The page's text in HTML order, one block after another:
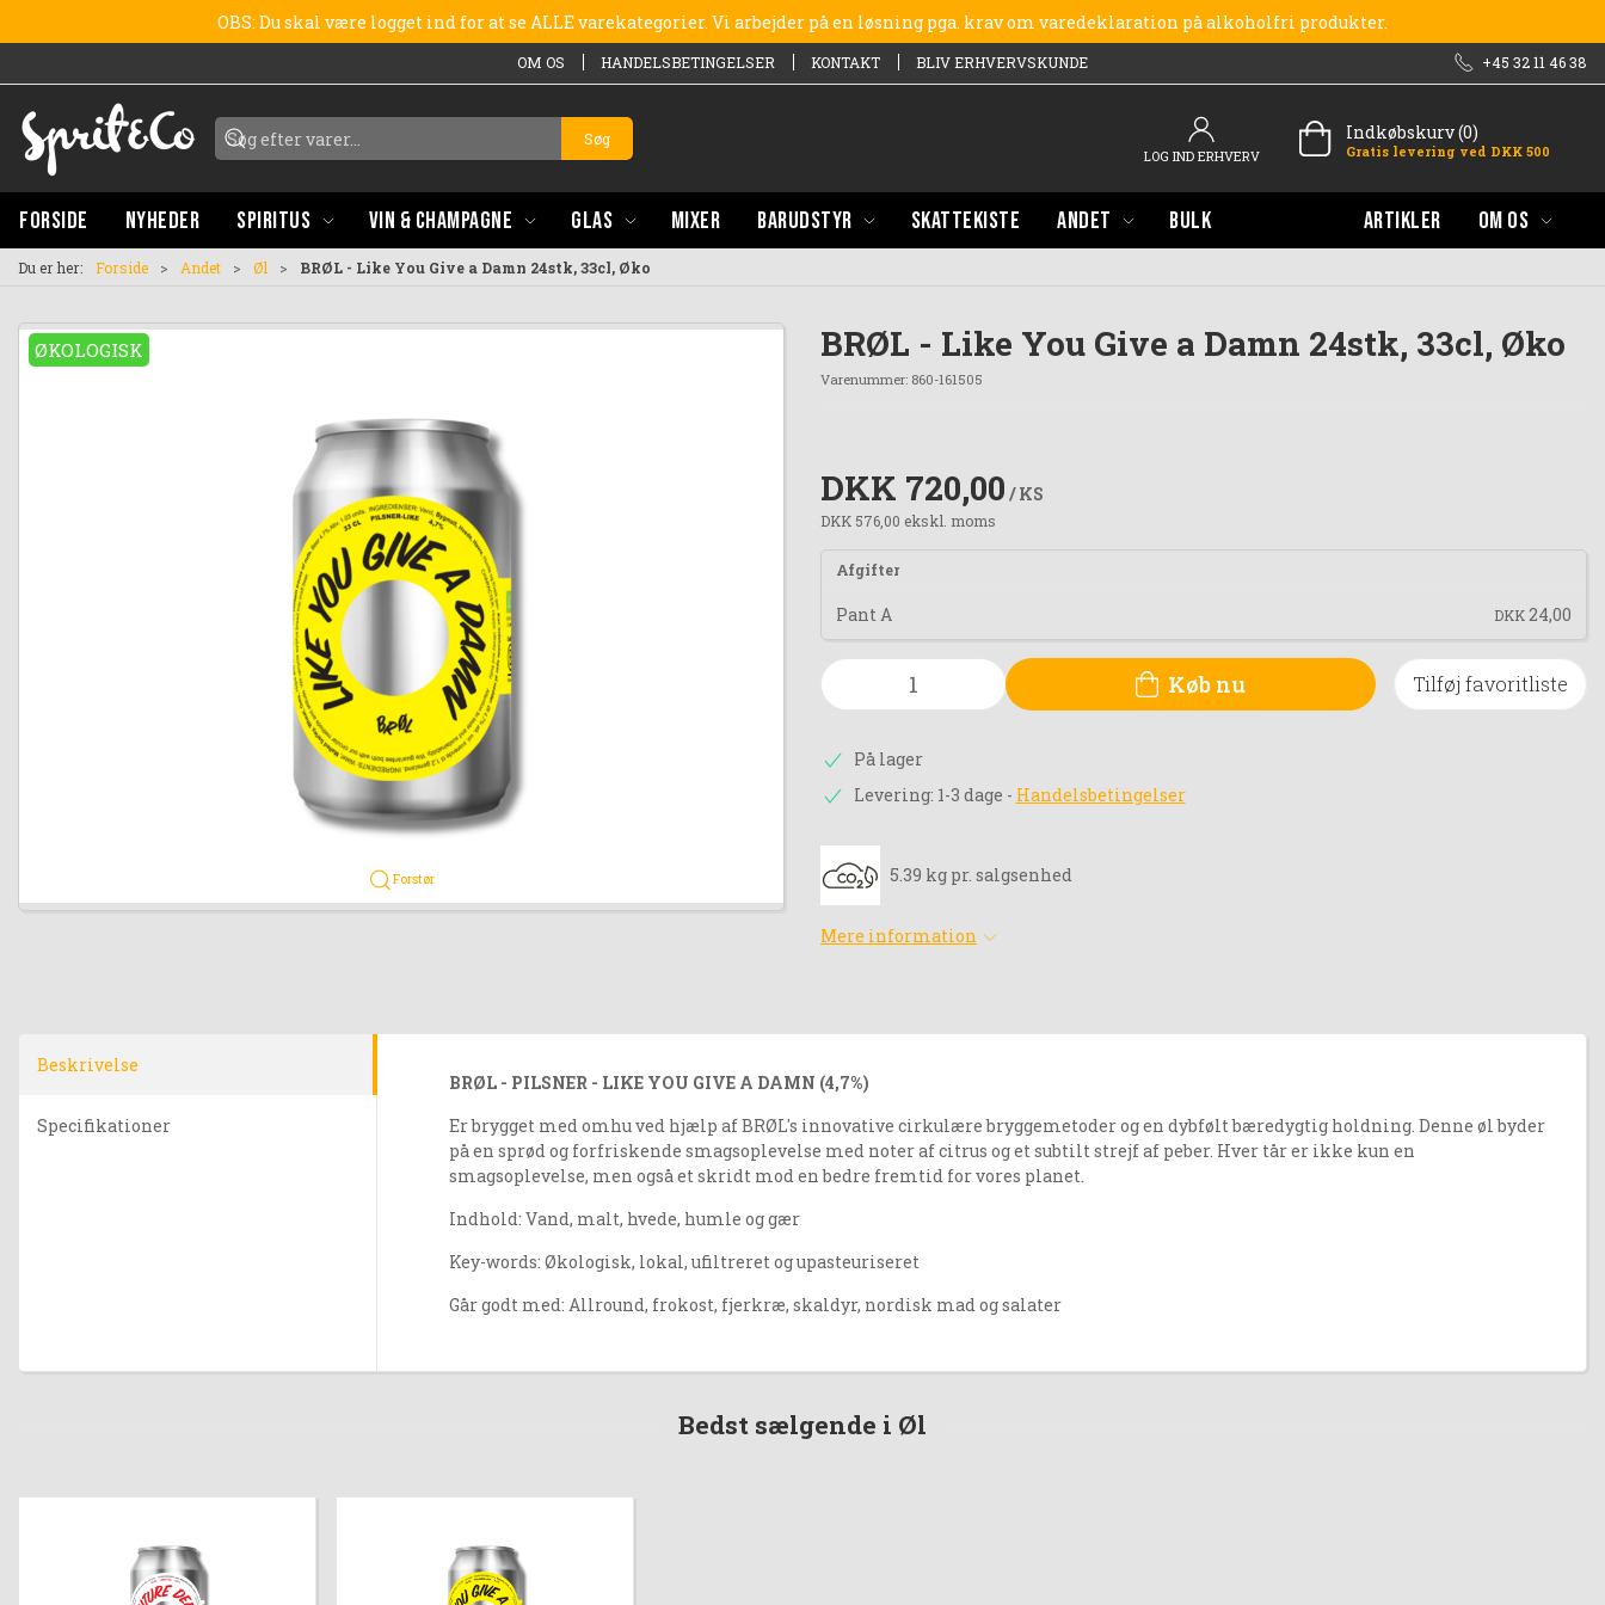
OBS: Du skal være logget ind for at se ALLE varekategorier. Vi arbejder på en løsning pga. krav om varedeklaration på alkoholfri produkter.
OM OS HANDELSBETINGELSER KONTAKT BLIV ERHVERVSKUNDE +45 32 11 46 38
Søg
LOG IND ERHVERV
Indkøbskurv (0)
Gratis levering ved DKK 500
FORSIDE NYHEDER SPIRITUS VIN & CHAMPAGNE GLAS MIXER BARUDSTYR SKATTEKISTE ANDET BULK ARTIKLER OM OS
Du er her: Forside Andet Øl BRØL - Like You Give a Damn 24stk, 33cl, Øko
ØKOLOGISK
Forstør
BRØL - Like You Give a Damn 24stk, 33cl, Øko
Varenummer: 860-161505
DKK 720,00 / KS
DKK 576,00 ekskl. moms
Afgifter
Pant A DKK24,00
Køb nu Tilføj favoritliste
På lager
Levering: 1-3 dage - Handelsbetingelser
5.39 kg pr. salgsenhed
Mere information
Beskrivelse
Specifikationer
BRØL - PILSNER - LIKE YOU GIVE A DAMN (4,7%)
Er brygget med omhu ved hjælp af BRØL's innovative cirkulære bryggemetoder og en dybfølt bæredygtig holdning. Denne øl byder
på en sprød og forfriskende smagsoplevelse med noter af citrus og et subtilt strejf af peber. Hver tår er ikke kun en
smagsoplevelse, men også et skridt mod en bedre fremtid for vores planet.
Indhold: Vand, malt, hvede, humle og gær
Key-words: Økologisk, lokal, ufiltreret og upasteuriseret
Går godt med: Allround, frokost, fjerkræ, skaldyr, nordisk mad og salater
Bedst sælgende i Øl